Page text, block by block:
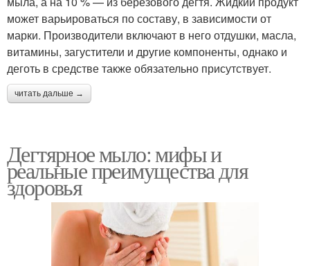
может варьироваться по составу, в зависимости от
марки. Производители включают в него отдушки, масла,
витамины, загустители и другие компоненты, однако и
деготь в средстве также обязательно присутствует.
читать дальше →
Дегтярное мыло: мифы и
реальные преимущества для
здоровья